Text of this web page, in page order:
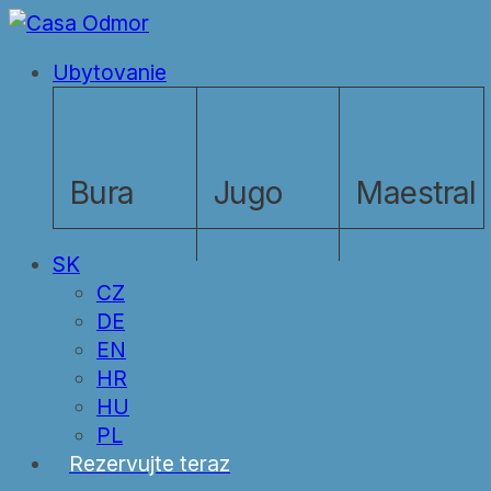
Skip
main
MenuUbytovanie
Bura Jugo Maestral
SK
CZ
DE
EN
HR
HU
PL
Rezervujte teraz